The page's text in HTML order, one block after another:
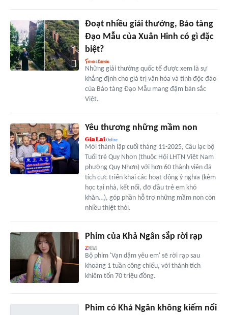
Đoạt nhiều giải thưởng, Bảo tàng
Đạo Mẫu của Xuân Hinh có gì đặc
biệt?
Những giải thưởng quốc tế được xem là sự
khẳng định cho giá trị văn hóa và tính độc đáo
của Bảo tàng Đạo Mẫu mang đậm bản sắc
Việt.
Yêu thương những mầm non
Mới thành lập cuối tháng 11-2025, Câu lạc bộ
Tuổi trẻ Quy Nhơn (thuộc Hội LHTN Việt Nam
phường Quy Nhơn) với hơn 60 thành viên đã
tích cực triển khai các hoạt động ý nghĩa (kèm
học tại nhà, kết nối, đỡ đầu trẻ em khó
khăn…), góp phần hỗ trợ những mầm non còn
nhiều thiệt thòi.
Phim của Khả Ngân sắp rời rạp
Bộ phim 'Vạn dặm yêu em' sẽ rời rạp sau
khoảng 1 tuần công chiếu, với thành tích
khiêm tốn 70 triệu đồng.
Phim có Khả Ngân không kiếm nổi